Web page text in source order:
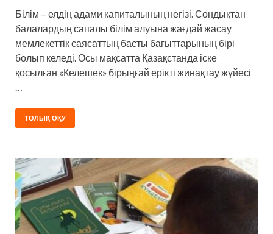
Білім – елдің адами капиталының негізі. Сондықтан
балалардың сапалы білім алуына жағдай жасау
мемлекеттік саясаттың басты бағыттарының бірі
болып келеді. Осы мақсатта Қазақстанда іске
қосылған «Келешек» бірыңғай ерікті жинақтау жүйесі
…
ТОЛЫҚ ОҚУ